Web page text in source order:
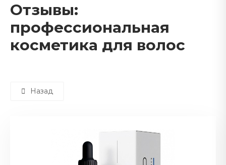
Отзывы:
профессиональная
косметика для волос
Назад